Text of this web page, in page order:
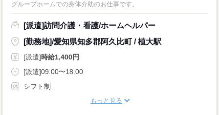
グループホームでの身体介助のお仕事です。
[派遣]訪問介護・看護/ホームヘルパー
[勤務地]/愛知県知多郡阿久比町 / 植大駅
[派遣]時給1,400円
[派遣]09:00〜18:00
シフト制
もっと見る